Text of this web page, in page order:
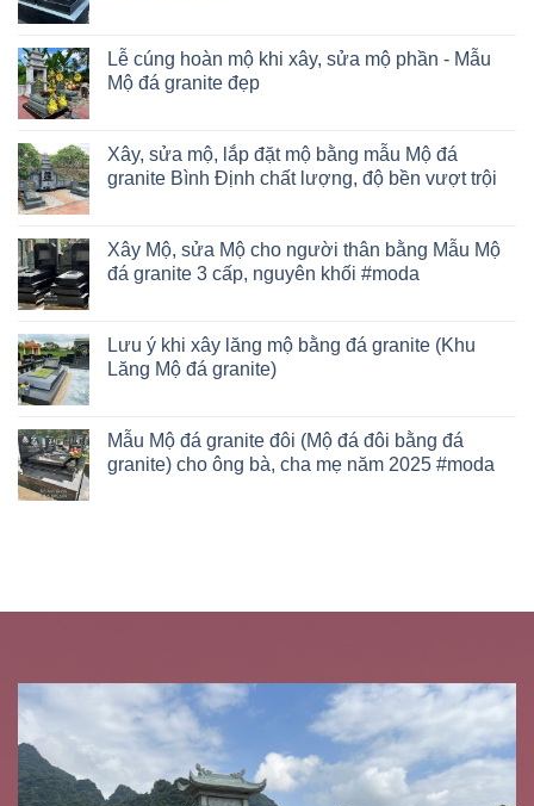
Lễ cúng hoàn mộ khi xây, sửa mộ phần - Mẫu
Mộ đá granite đẹp
Xây, sửa mộ, lắp đặt mộ bằng mẫu Mộ đá
granite Bình Định chất lượng, độ bền vượt trội
Xây Mộ, sửa Mộ cho người thân bằng Mẫu Mộ
đá granite 3 cấp, nguyên khối #moda
Lưu ý khi xây lăng mộ bằng đá granite (Khu
Lăng Mộ đá granite)
Mẫu Mộ đá granite đôi (Mộ đá đôi bằng đá
granite) cho ông bà, cha mẹ năm 2025 #moda